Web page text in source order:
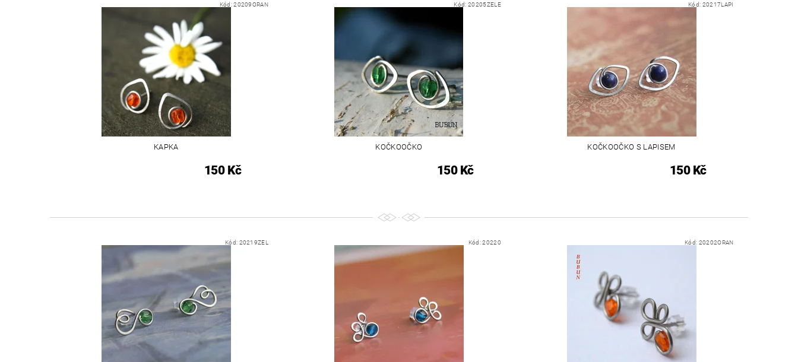
Kód:20209ORAN
KAPKA
150 Kč
Kód: 20205ZELE
KOČKOOČKO
150 Kč
Kód: 20217LAPI
KOČKOOČKO S LAPISEM
150 Kč
Kód: 20219ZEL Kód:20220 Kód: 20202ORAN